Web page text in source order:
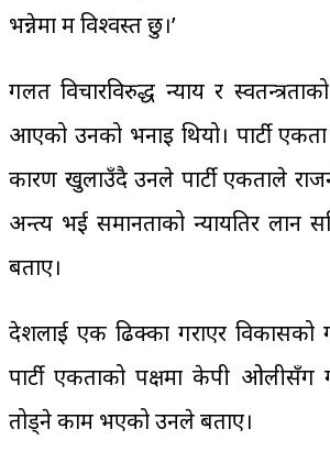
भन्नेमा म विश्वस्त छु।’
गलत विचारविरुद्ध न्याय र
आएको उनको भनाइ थियो। पार्टी
कारण खुलाउँदै उनले पार्टी एकताले
अन्त्य भई समानताको न्यायतिर लान
बताए।
देशलाई एक ढिक्का गराएर विकासको
पार्टी एकताको पक्षमा केपी ओलीसँग
तोड्ने काम भएको उनले बताए।